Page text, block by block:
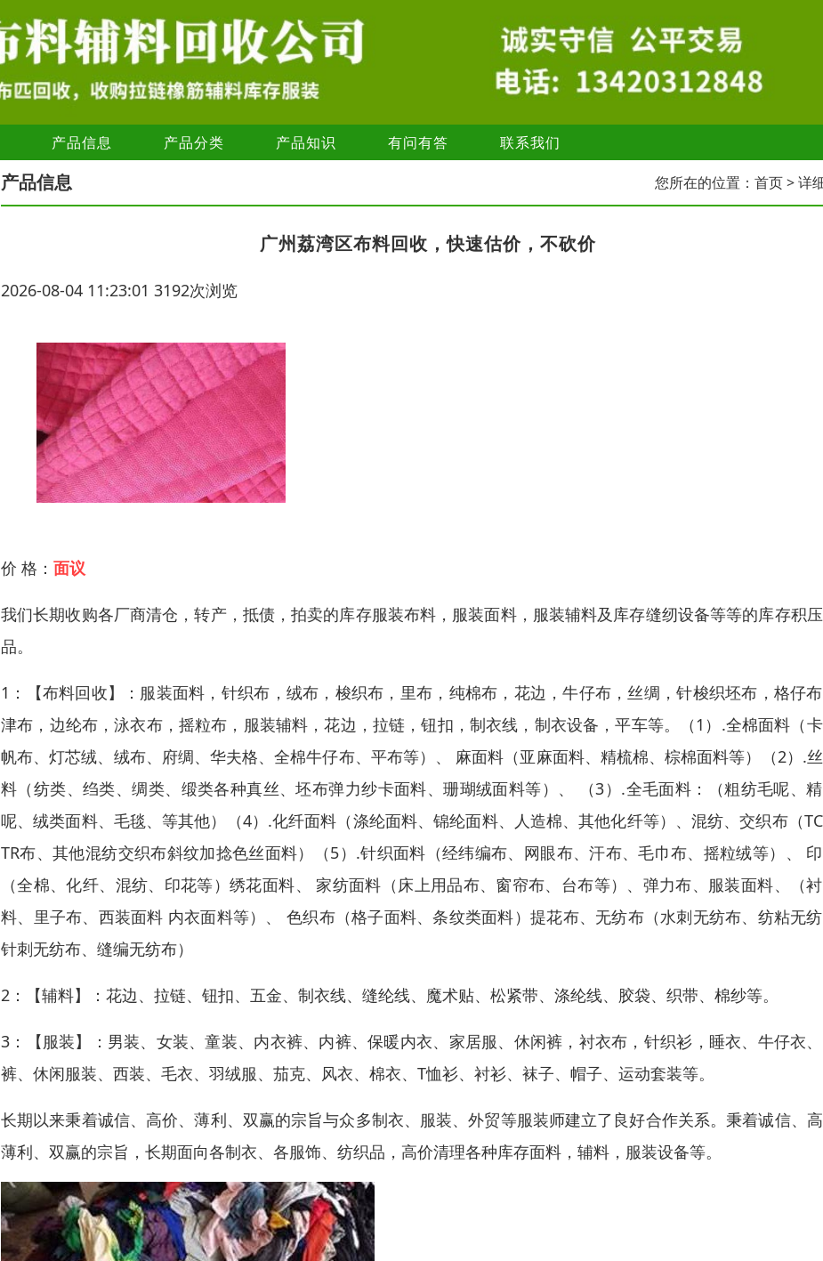
产品信息 产品分类 产品知识 有问有答 联系我们
产品信息 您所在的位置： 首页> 详
广州荔湾区布料回收，快速估价，不砍价
2026-08-04 11:23:01 3192次浏览
价 格： 面议
我们长期收购各厂商清仓，转产，抵债，拍卖的库存服装布料，服装面料，服装辅料及库存缝纫设备等等的库存积
品。
1：【布料回收】：服装面料，针织布，绒布，梭织布，里布，纯棉布，花边，牛仔布，丝绸，针梭织坯布，格仔
津布，边纶布，泳衣布，摇粒布，服装辅料，花边，拉链，钮扣，制衣线，制衣设备，平车等。（1）.全棉面料（
帆布、灯芯绒、绒布、府绸、华夫格、全棉牛仔布、平布等）、 麻面料（亚麻面料、精梳棉、棕棉面料等）（2）.
料（纺类、绉类、绸类、缎类各种真丝、坯布弹力纱卡面料、珊瑚绒面料等）、 （3）.全毛面料：（粗纺毛呢、
呢、绒类面料、毛毯、等其他）（4）.化纤面料（涤纶面料、锦纶面料、人造棉、其他化纤等）、混纺、交织布（
TR布、其他混纺交织布斜纹加捻色丝面料）（5）.针织面料（经纬编布、网眼布、汗布、毛巾布、摇粒绒等）、
（全棉、化纤、混纺、印花等）绣花面料、 家纺面料（床上用品布、窗帘布、台布等）、弹力布、服装面料、（
料、里子布、西装面料 内衣面料等）、 色织布（格子面料、条纹类面料）提花布、无纺布（水刺无纺布、纺粘无
针刺无纺布、缝编无纺布）
2：【辅料】：花边、拉链、钮扣、五金、制衣线、缝纶线、魔术贴、松紧带、涤纶线、胶袋、织带、棉纱等。
3：【服装】：男装、女装、童装、内衣裤、内裤、保暖内衣、家居服、休闲裤，衬衣布，针织衫，睡衣、牛仔衣
裤、休闲服装、西装、毛衣、羽绒服、茄克、风衣、棉衣、T恤衫、衬衫、袜子、帽子、运动套装等。
长期以来秉着诚信、高价、薄利、双赢的宗旨与众多制衣、服装、外贸等服装师建立了良好合作关系。秉着诚信、
薄利、双赢的宗旨，长期面向各制衣、各服饰、纺织品，高价清理各种库存面料，辅料，服装设备等。